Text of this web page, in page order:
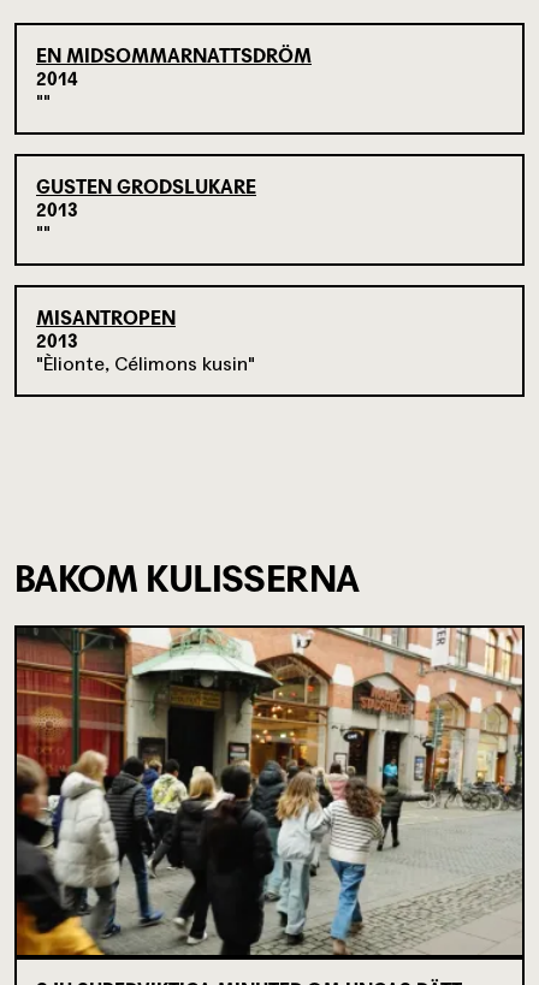
EN MIDSOMMARNATTSDRÖM
2014
GUSTEN GRODSLUKARE
2013
MISANTROPEN
2013
Èlionte, Célimons kusin
BAKOM KULISSERNA